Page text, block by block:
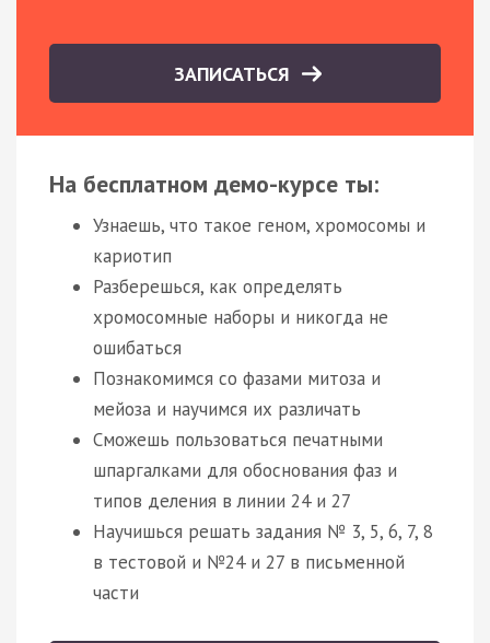
ЗАПИСАТЬСЯ
На бесплатном демо-курсе ты:
Узнаешь, что такое геном, хромосомы и
кариотип
Разберешься, как определять
хромосомные наборы и никогда не
ошибаться
Познакомимся со фазами митоза и
мейоза и научимся их различать
Сможешь пользоваться печатными
шпаргалками для обоснования фаз и
типов деления в линии 24 и 27
Научишься решать задания № 3, 5, 6, 7, 8
в тестовой и №24 и 27 в письменной
части